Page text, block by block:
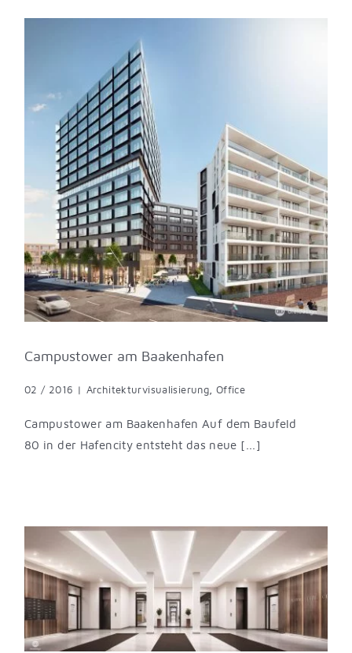
Campustower am Baakenhafen
02 / 2016 | Architekturvisualisierung, Office
Campustower am Baakenhafen Auf dem Baufeld
80 in der Hafencity entsteht das neue [...]